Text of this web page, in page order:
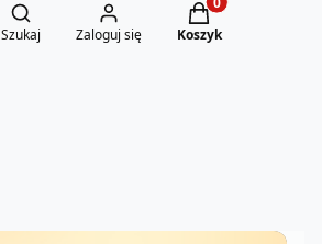
Otwórz wyszukiwarkę
Szukaj Zaloguj się
Produkty w
Koszyk